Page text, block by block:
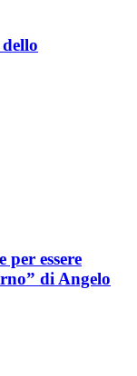
essere
di Angelo